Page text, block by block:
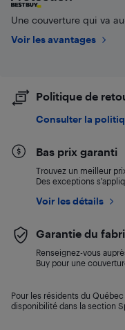
Une couverture qui va
Voir les avantages
Politique de
Consulter la
Bas prix garanti
Trouvez un meilleur
Des exceptions
Voir les détails
Garantie du
Renseignez-vous
Buy pour une
Pour les résidents du
disponibilité dans la section